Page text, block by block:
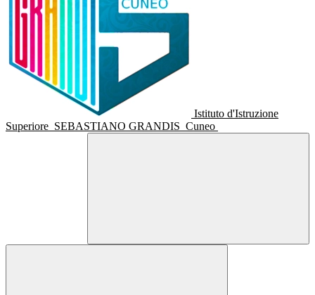
Istituto d'Istruzione
Superiore SEBASTIANO GRANDIS Cuneo